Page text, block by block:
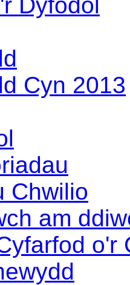
Cyn 2013
Chwilio
am
o'r